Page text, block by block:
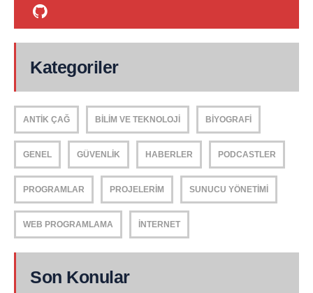
Kategoriler
ANTIK ÇAĞ BILIM VE TEKNOLOJI BIYOGRAFI
GENEL GÜVENLIK HABERLER PODCASTLER
PROGRAMLAR PROJELERIM SUNUCU YÖNETIMI
WEB PROGRAMLAMA İNTERNET
Son Konular